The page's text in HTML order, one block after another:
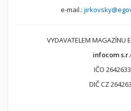
e-mail.:
VYDAVATELEM MAGAZÍNU
infocom
IČO
DIČ CZ